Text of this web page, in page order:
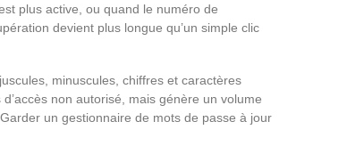
plus active, ou quand le numéro de
devient plus longue qu’un simple clic
minuscules, chiffres et caractères
non autorisé, mais génère un volume
un gestionnaire de mots de passe à jour